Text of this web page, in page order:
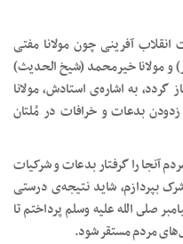
آفرینی چون مولانا مفتی
و مولانا خیرمحمد (شیخ الحدیث)
به اشاره‌ی استادش، مولانا
بدعات و خرافات در مُلتان
آنجا را گرفتار بدعات و شرکیات
بپردازم، شاید نتیجه‌ی درستی
صلى الله علیه وسلم پرداختم تا
مردم مستقر شود.